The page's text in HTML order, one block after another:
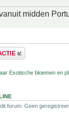
midden
Exotische bloemen en
forum: Geen